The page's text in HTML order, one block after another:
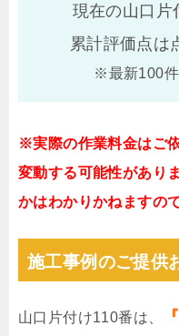
現在の山口片
累計評価点は
※最新100
※実際の作業料金はご
変動する可能性があり
かはわかりかねますの
施工事例のご提供
山口片付け110番は、